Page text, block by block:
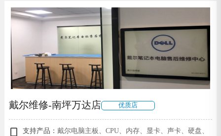
戴尔维修-南坪万达店 优质店
支持产品：戴尔电脑主板、CPU、内存、显卡、声卡、硬盘、